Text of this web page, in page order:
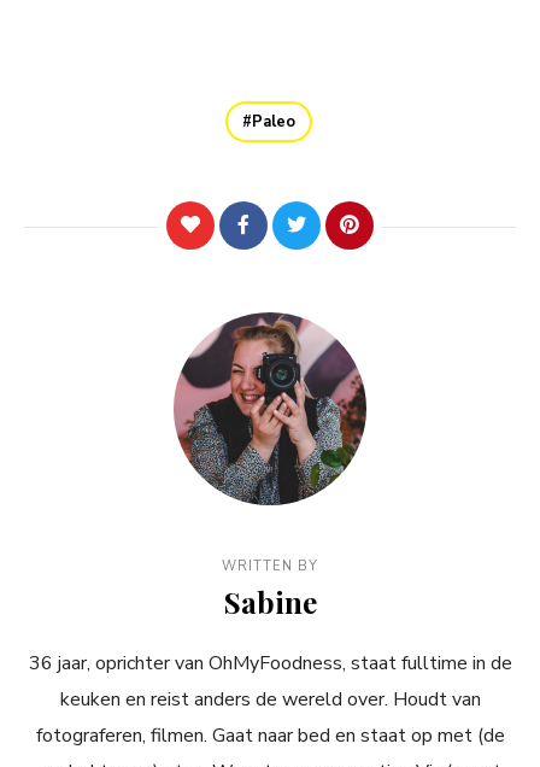
Paleo
WRITTEN BY
Sabine
36 jaar, oprichter van OhMyFoodness, staat fulltime in de
keuken en reist anders de wereld over. Houdt van
fotograferen, filmen. Gaat naar bed en staat op met (de